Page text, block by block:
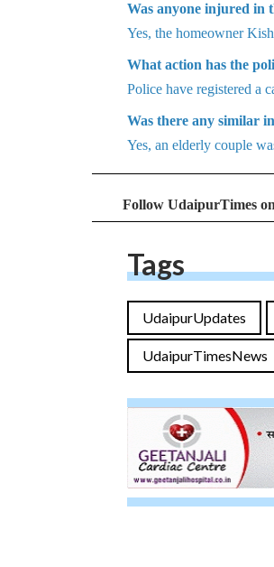
Was anyone injured in
Yes, the homeowner
What action has the
Police have registered a
Was there any similar
Yes, an elderly couple
Follow UdaipurTimes on
Tags
UdaipurUpdates
UdaipurTimesNews